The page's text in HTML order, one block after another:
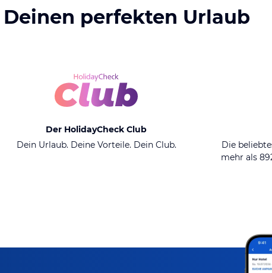
Deinen perfekten Urlaub
Der HolidayCheck Club
Dein Urlaub. Deine Vorteile. Dein Club.
Die
mehr als